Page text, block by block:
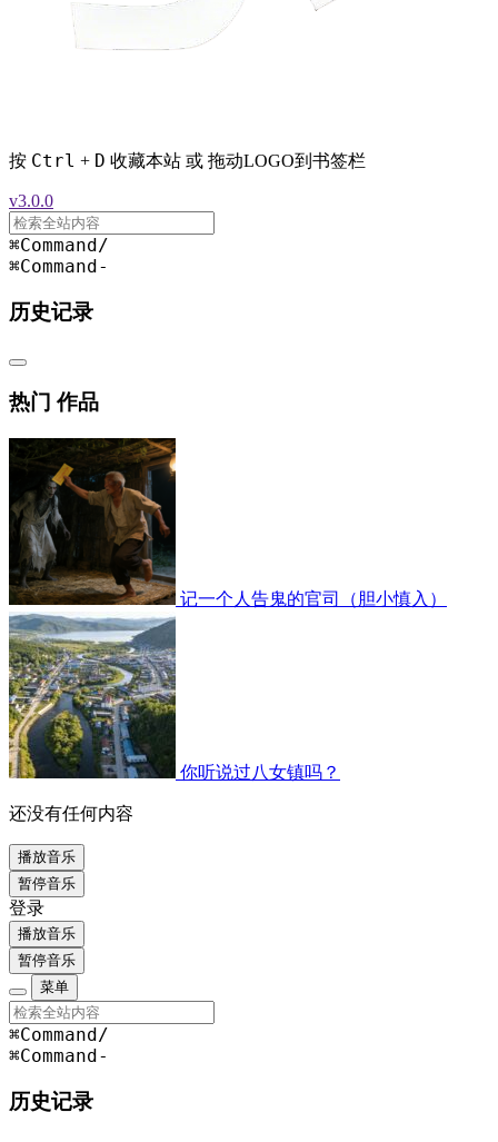
按 Ctrl + D 收藏本站 或 拖动LOGO到书签栏
v3.0.0
⌘Command/
⌘Command-
历史记录
热门 作品
记一个人告鬼的官司（胆小慎入）
你听说过八女镇吗？
还没有任何内容
播放音乐
暂停音乐
登录
播放音乐
暂停音乐
菜单
⌘Command/
⌘Command-
历史记录